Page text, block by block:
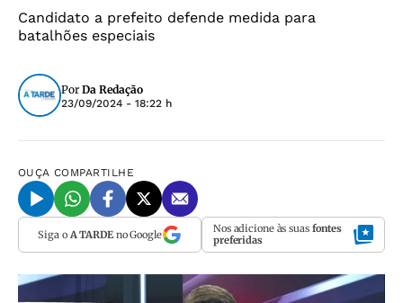
Candidato a prefeito defende medida para
batalhões especiais
Por Da Redação
23/09/2024 - 18:22 h
OUÇA COMPARTILHE
Siga o A TARDEno Google Nos adicione às suas fontes
preferidas